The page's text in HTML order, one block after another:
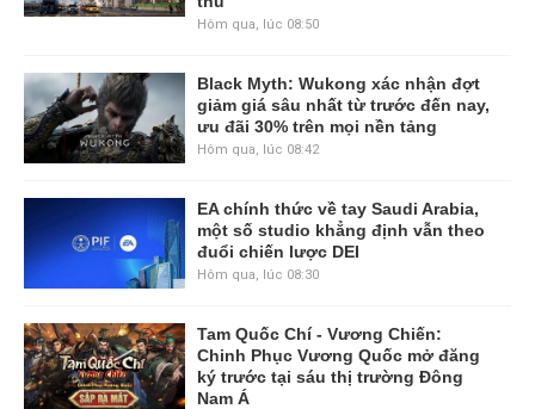
Hôm qua, lúc 08:50
Black Myth: Wukong xác nhận đợt
giảm giá sâu nhất từ trước đến nay,
ưu đãi 30% trên mọi nền tảng
Hôm qua, lúc 08:42
EA chính thức về tay Saudi Arabia,
một số studio khẳng định vẫn theo
đuổi chiến lược DEI
Hôm qua, lúc 08:30
Tam Quốc Chí - Vương Chiến:
Chinh Phục Vương Quốc mở đăng
ký trước tại sáu thị trường Đông
Nam Á